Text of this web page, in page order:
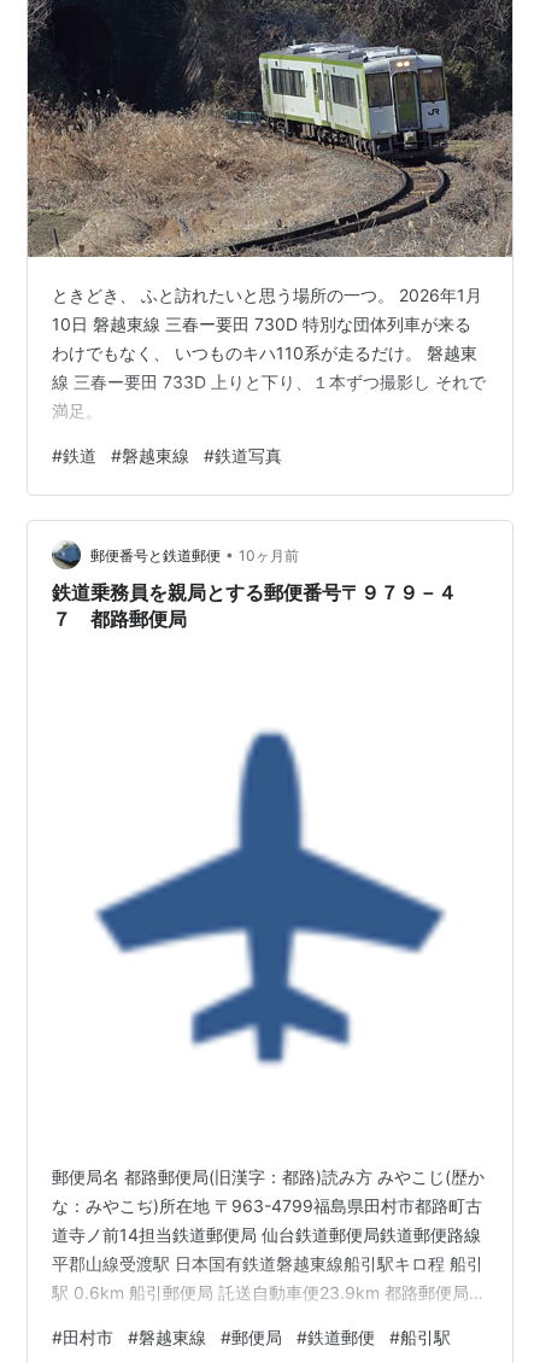
ときどき、 ふと訪れたいと思う場所の一つ。 2026年1月
10日 磐越東線 三春ー要田 730D 特別な団体列車が来る
わけでもなく、 いつものキハ110系が走るだけ。 磐越東
線 三春ー要田 733D 上りと下り、１本ずつ撮影し それで
満足。
#鉄道 #磐越東線 #鉄道写真
郵便番号と鉄道郵便 • 10ヶ月前
鉄道乗務員を親局とする郵便番号〒９７９－４
７ 都路郵便局
郵便局名 都路郵便局(旧漢字：都路)読み方 みやこじ(歴か
な：みやこぢ)所在地 〒963-4799福島県田村市都路町古
道寺ノ前14担当鉄道郵便局 仙台鉄道郵便局鉄道郵便路線
平郡山線受渡駅 日本国有鉄道磐越東線船引駅キロ程 船引
駅 0.6km 船引郵便局 託送自動車便23.9km 都路郵便局記
記号 たはみ現在の集配区 三春(都路)〒963-471930年(昭
#田村市 #磐越東線 #郵便局 #鉄道郵便 #船引駅